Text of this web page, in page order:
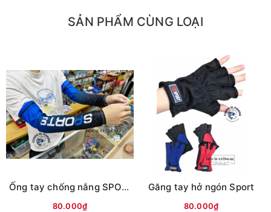
CAM KẾT CỦA CỬA HÀNG CHÚNG TÔI
Ảnh sản phẩm là cửa hàng 100% tự tay chụp nên mọi
thông tin và ảnh đều phù hợp với sản phẩm thực tế
Nếu sản phẩm bị lỗi hoặc xảy ra sự cố trong quá trình
vận chuyển, sử dụng. Chúng tôi sẽ hỗ trợ ngay cho quý
khách hàng và sẽ chịu trách nhiệm hoàn toàn để phục
vụ khách hàng tốt nhất
Facebook: Nguyễn An Cường KL Đồ câu
SẢN PHẨM CÙNG LOẠI
Ống tay chống nắng SPORT
80.000₫
Găng tay hở ngón Sport
80.000₫